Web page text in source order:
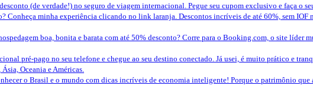
(de verdade!) no seguro de viagem internacional. Pegue seu cupom exclusivo e faça o
Conheça minha experiência clicando no link laranja. Descontos incríveis de até 60%, sem IOF
boa, bonita e barata com até 50% desconto? Corre para o Booking.com, o site líder
pré-pago no seu telefone e chegue ao seu destino conectado. Já usei, é muito prático e
Oceania e Américas.
o Brasil e o mundo com dicas incríveis de economia inteligente! Porque o patrimônio que